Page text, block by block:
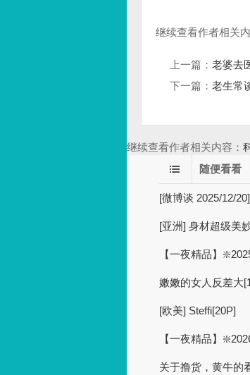
继续查看作者相关内
上一篇： 老婆去
下一篇： 老生常
继续查看作者相关内容：
随便看看
[微博谈 2025/12/
[亚洲] 身材超级美
【一夜精品】
嫩嫩的女人反差大
[欧美] Steffi[20P]
【一夜精品】
关于撸货，黄牛的